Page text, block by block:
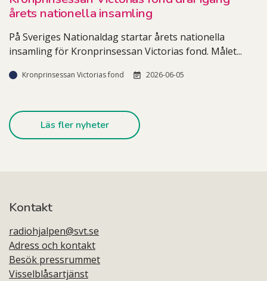
årets nationella insamling
På Sveriges Nationaldag startar årets nationella
insamling för Kronprinsessan Victorias fond. Målet...
Kronprinsessan Victorias fond 2026-06-05
Läs fler nyheter
Kontakt
radiohjalpen@svt.se
Adress och kontakt
Besök pressrummet
Visselblåsartjänst